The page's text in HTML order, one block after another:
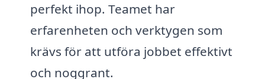
perfekt ihop. Teamet har
erfarenheten och verktygen som
krävs för att utföra jobbet effektivt
och noggrant.